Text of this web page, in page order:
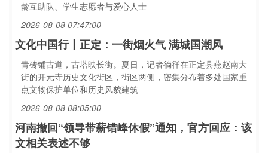
龄互助队、学生志愿者与爱心人士
2026-08-08 07:47:00
文化中国行丨正定：一街烟火气 满城国潮风
青砖铺古道，古塔映长街。夏日，记者徜徉在正定县燕赵南大
街的开元寺历史文化街区，街区两侧，密集分布着多处国家重
点文物保护单位和历史风貌建筑
2026-08-08 08:05:00
河南撤回“领导带薪错峰休假”通知，官方回应：该
文相关表述不够